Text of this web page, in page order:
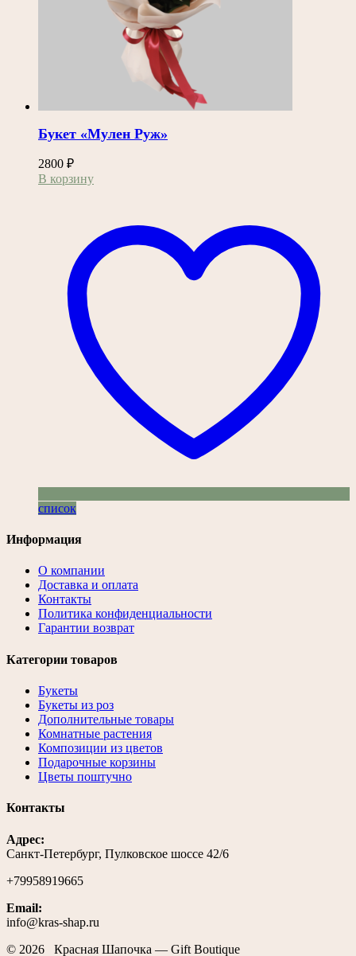
Букет «Мулен Руж»
2800 ₽
В корзину
список
Информация
О компании
Доставка и оплата
Контакты
Политика конфиденциальности
Гарантии возврат
Категории товаров
Букеты
Букеты из роз
Дополнительные товары
Комнатные растения
Композиции из цветов
Подарочные корзины
Цветы поштучно
Контакты
Адрес:
Санкт-Петербург, Пулковское шоссе 42/6
+79958919665
Email:
info@kras-shap.ru
© 2026 Красная Шапочка — Gift Boutique